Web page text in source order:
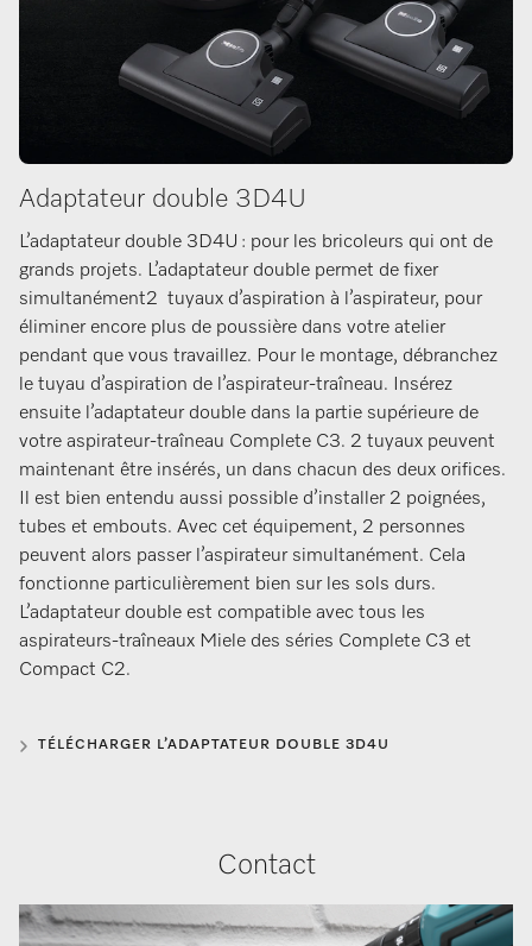
Adaptateur double 3D4U
L’adaptateur double 3D4U : pour les bricoleurs qui ont de
grands projets. L’adaptateur double permet de fixer
simultanément2 tuyaux d’aspiration à l’aspirateur, pour
éliminer encore plus de poussière dans votre atelier
pendant que vous travaillez. Pour le montage, débranchez
le tuyau d’aspiration de l’aspirateur-traîneau. Insérez
ensuite l’adaptateur double dans la partie supérieure de
votre aspirateur-traîneau Complete C3. 2 tuyaux peuvent
maintenant être insérés, un dans chacun des deux orifices.
Il est bien entendu aussi possible d’installer 2 poignées,
tubes et embouts. Avec cet équipement, 2 personnes
peuvent alors passer l’aspirateur simultanément. Cela
fonctionne particulièrement bien sur les sols durs.
L’adaptateur double est compatible avec tous les
aspirateurs-traîneaux Miele des séries Complete C3 et
Compact C2.
TÉLÉCHARGER L’ADAPTATEUR DOUBLE 3D4U
Contact